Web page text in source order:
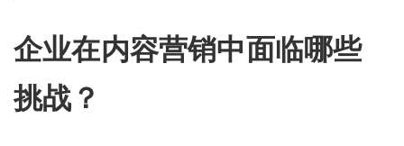
企业在内容营销中面临哪些
挑战？